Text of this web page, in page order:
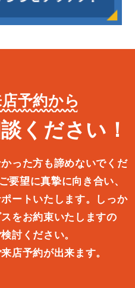
予約から
ください！
った方も諦めないでくだ
要望に真摯に向き合い、
ートいたします。しっか
をお約束いたしますの
討ください。
店予約が出来ます。